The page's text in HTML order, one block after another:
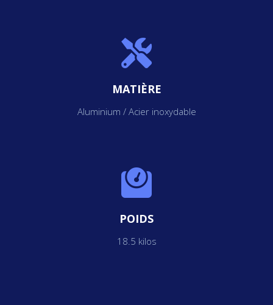
MATIÈRE
Aluminium / Acier inoxydable
POIDS
18.5 kilos